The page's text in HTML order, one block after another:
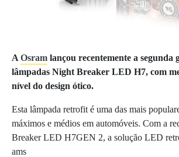
A Osram lançou recentemente a segunda
lâmpadas Night Breaker LED H7, com
nível do design ótico.
Esta lâmpada retrofit é uma das mais
máximos e médios em automóveis. Com a
Breaker LED H7GEN 2, a solução LED
ams